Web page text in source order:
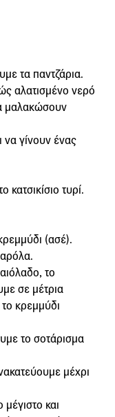
τα παντζάρια.
αλατισμένο νερό
μαλακώσουν
γίνουν ένας
τυρί.
(ασέ).
το
σε μέτρια
κρεμμύδι
το σοτάρισμα
μέχρι
και